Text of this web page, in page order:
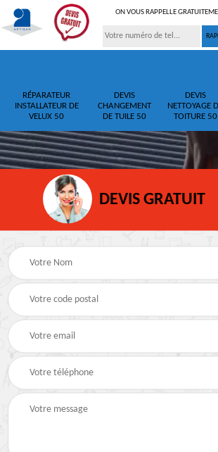
ON VOUS RAPPELLE
RÉPARATEUR
INSTALLATEUR DE
VELUX 50
DEVIS
CHANGEMENT
DE TUILE 50
DEVIS
NETTOYAGE
TOITURE 50
DEVIS GRATUIT